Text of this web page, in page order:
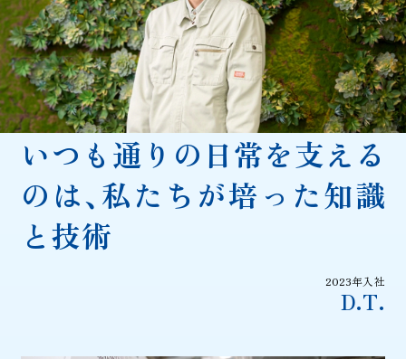
いつも通りの日常を支える
のは、 私たちが培った知識
と技術
2023年入社
D.T.